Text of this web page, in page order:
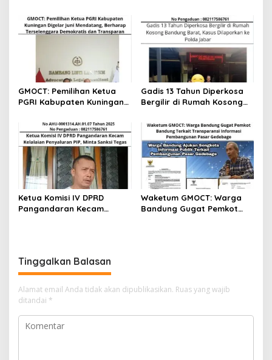
2025
Seluruh Tanggung Jawab
kepada Hakim
GMOCT: Pemilihan Ketua
PGRI Kabupaten Kuningan
Berharap Terselenggara
Demokratis dan
Transparan
Gadis 13 Tahun Diperkosa
Bergilir di Rumah Kosong
Dilaporkan ke Polda Jabar
Ketua Komisi IV DPRD
Pangandaran Kecam
Waketum GMOCT: Warga
Bandung Gugat Pemkot
Tinggalkan Balasan
Alamat email Anda tidak akan dipublikasikan. Ruas yang wajib
ditandai *